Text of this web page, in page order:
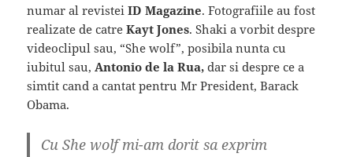
numar al revistei ID Magazine. Fotografiile au fost
realizate de catreKayt Jones. Shaki a vorbit despre
videoclipul sau, “She wolf”, posibila nunta cu
iubitul sau, Antonio de la Rua, dar si despre ce a
simtit cand a cantat pentru Mr President, Barack
Obama.
Cu She wolf mi-am dorit sa exprim